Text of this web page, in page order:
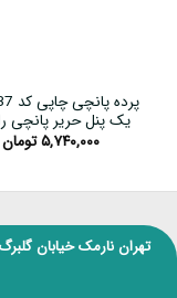
یک پنل حریر پانچی
۵,۷۴۰,۰۰۰ تومان
تهران نارمک خیابان